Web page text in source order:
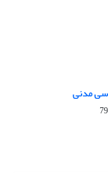
مدنی